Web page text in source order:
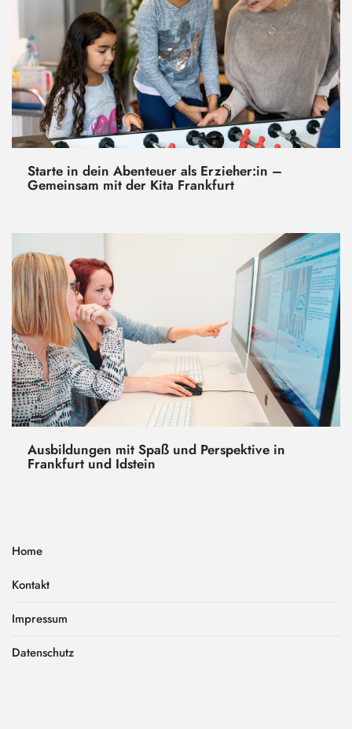
Starte in dein Abenteuer als Erzieher:in –
Gemeinsam mit der Kita Frankfurt
Ausbildungen mit Spaß und Perspektive in
Frankfurt und Idstein
Home
Kontakt
Impressum
Datenschutz